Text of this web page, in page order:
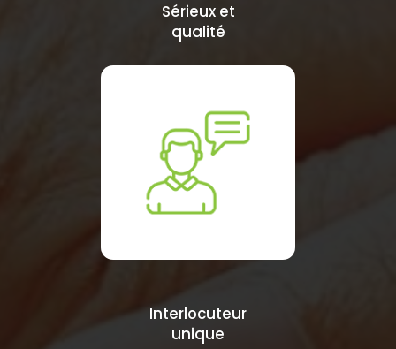
Sérieux et
qualité
Interlocuteur
unique